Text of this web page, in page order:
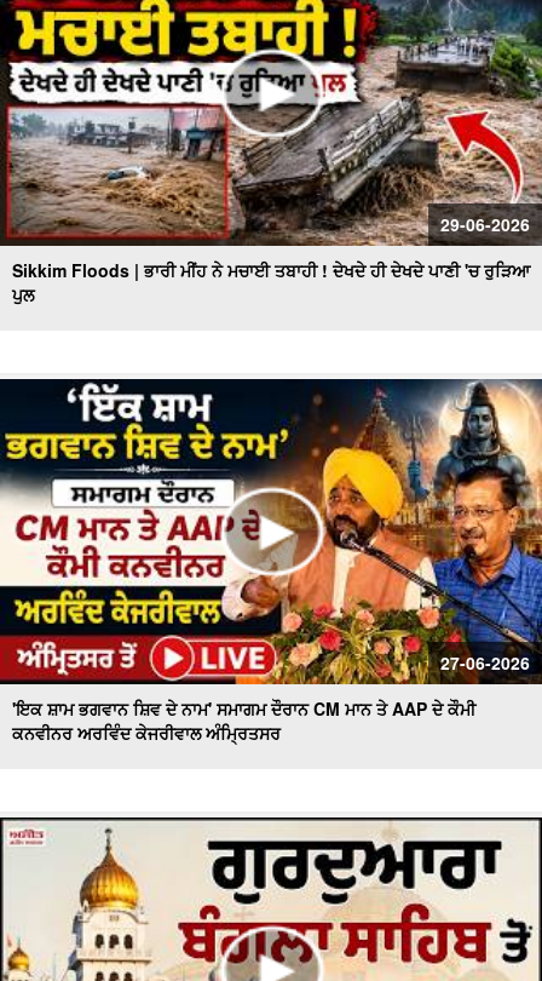
29-06-2026
Sikkim Floods | ਭਾਰੀ ਮੀਂਹ ਨੇ ਮਚਾਈ ਤਬਾਹੀ ! ਦੇਖਦੇ ਹੀ ਦੇਖਦੇ ਪਾਣੀ 'ਚ ਰੁੜਿਆ
ਪੁਲ
27-06-2026
'ਇਕ ਸ਼ਾਮ ਭਗਵਾਨ ਸ਼ਿਵ ਦੇ ਨਾਮ' ਸਮਾਗਮ ਦੌਰਾਨ CM ਮਾਨ ਤੇ AAP ਦੇ ਕੌਮੀ
ਕਨਵੀਨਰ ਅਰਵਿੰਦ ਕੇਜਰੀਵਾਲ ਅੰਮ੍ਰਿਤਸਰ